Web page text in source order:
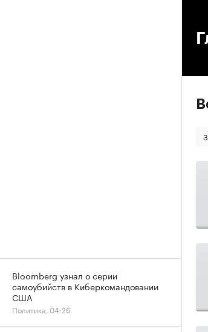
Bloomberg узнал о серии
самоубийств в Киберкомандовании
США
Политика, 04:26